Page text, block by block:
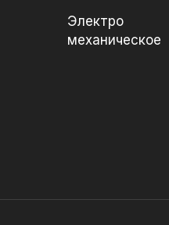
Электро
механическое